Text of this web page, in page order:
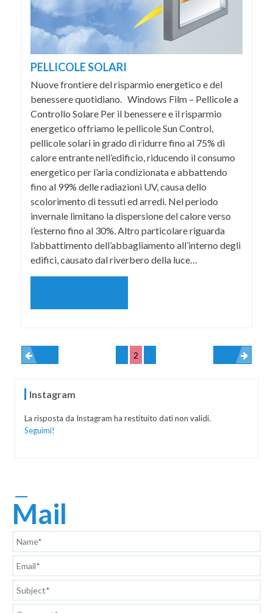
PELLICOLE SOLARI
Nuove frontiere del risparmio energetico e del
benessere quotidiano. Windows Film – Pellicole a
Controllo Solare Per il benessere e il risparmio
energetico offriamo le pellicole Sun Control,
pellicole solari in grado di ridurre fino al 75% di
calore entrante nell’edificio, riducendo il consumo
energetico per l’aria condizionata e abbattendo
fino al 99% delle radiazioni UV, causa dello
scolorimento di tessuti ed arredi. Nel periodo
invernale limitano la dispersione del calore verso
l’esterno fino al 30%. Altro particolare riguarda
l’abbattimento dell’abbagliamento all’interno degli
edifici, causato dal riverbero della luce…
2
Instagram
La risposta da Instagram ha restituito dati non validi.
Seguimi!
Mail